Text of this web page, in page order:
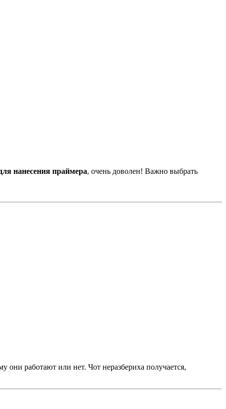
нанесения праймера, очень доволен! Важно выбрать
они работают или нет. Чот неразбериха получается,